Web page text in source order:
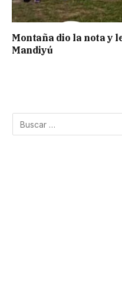
Montaña dio la nota y
Mandiyú